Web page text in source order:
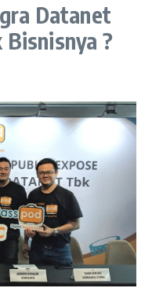
Datanet
Bisnisnya ?